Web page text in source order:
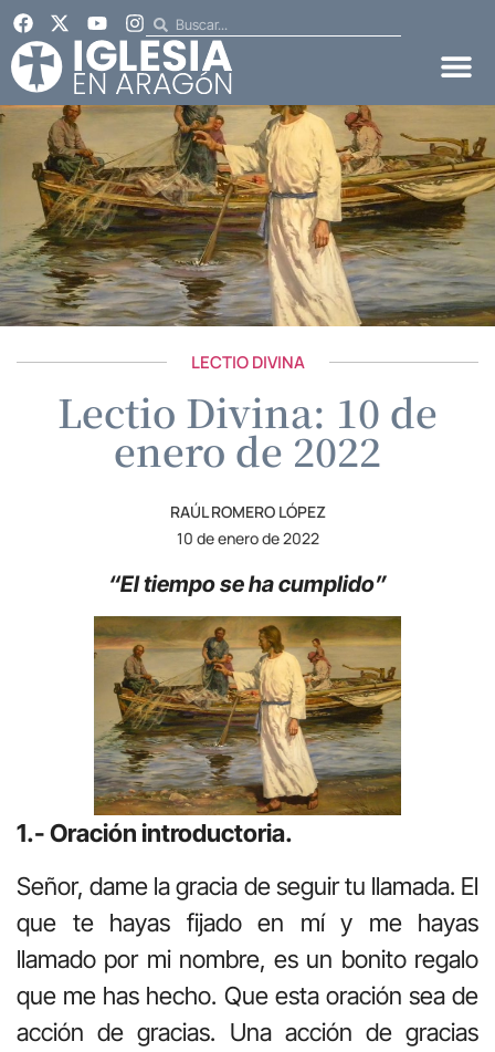
LECTIO DIVINA
Lectio Divina: 10 de
enero de 2022
RAÚL ROMERO LÓPEZ
10 de enero de 2022
“El tiempo se ha cumplido”
1.- Oración introductoria.
Señor, dame la gracia de seguir tu llamada. El
que te hayas fijado en mí y me hayas
llamado por mi nombre, es un bonito regalo
que me has hecho. Que esta oración sea de
acción de gracias. Una acción de gracias